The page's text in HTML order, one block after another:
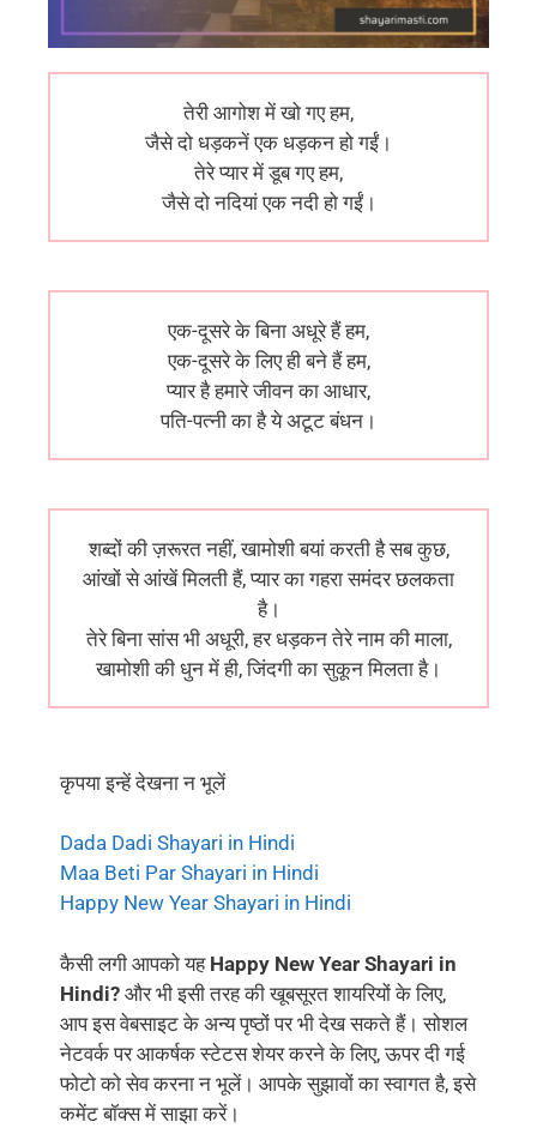
तेरी आगोश में खो गए हम,
जैसे दो धड़कनें एक धड़कन हो गईं।
तेरे प्यार में डूब गए हम,
जैसे दो नदियां एक नदी हो गईं।
एक-दूसरे के बिना अधूरे हैं हम,
एक-दूसरे के लिए ही बने हैं हम,
प्यार है हमारे जीवन का आधार,
पति-पत्नी का है ये अटूट बंधन।
शब्दों की ज़रूरत नहीं, खामोशी बयां करती है सब कुछ,
आंखों से आंखें मिलती हैं, प्यार का गहरा समंदर छलकता
है।
तेरे बिना सांस भी अधूरी, हर धड़कन तेरे नाम की माला,
खामोशी की धुन में ही, जिंदगी का सुकून मिलता है।
कृपया इन्हें देखना न भूलें
Dada Dadi Shayari in Hindi
Maa Beti Par Shayari in Hindi
Happy New Year Shayari in Hindi
कैसी लगी आपको यह Happy New Year Shayari in
Hindi? और भी इसी तरह की खूबसूरत शायरियों के लिए,
आप इस वेबसाइट के अन्य पृष्ठों पर भी देख सकते हैं। सोशल
नेटवर्क पर आकर्षक स्टेटस शेयर करने के लिए, ऊपर दी गई
फोटो को सेव करना न भूलें। आपके सुझावों का स्वागत है, इसे
कमेंट बॉक्स में साझा करें।